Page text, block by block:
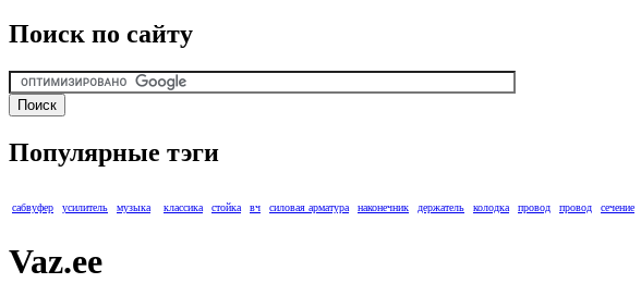
Поиск по сайту
Популярные тэги
сабвуфер усилитель музыка классика стойка вч силовая арматура наконечник держатель колодка провод провод сечение
Vaz.ee